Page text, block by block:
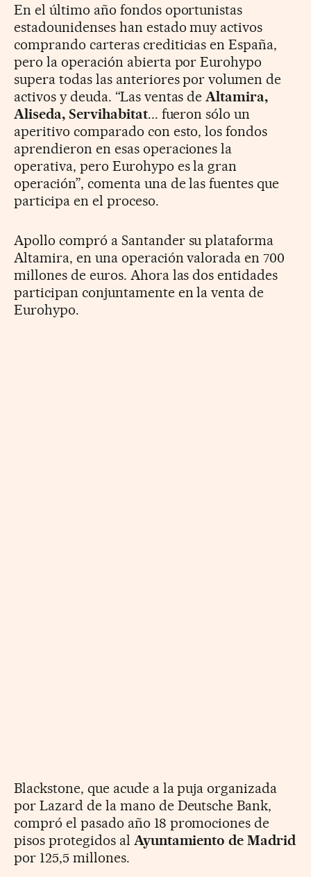
En el último año fondos oportunistas
estadounidenses han estado muy activos
comprando carteras crediticias en España,
pero la operación abierta por Eurohypo
supera todas las anteriores por volumen de
activos y deuda. “Las ventas de Altamira,
Aliseda, Servihabitat... fueron sólo un
aperitivo comparado con esto, los fondos
aprendieron en esas operaciones la
operativa, pero Eurohypo es la gran
operación”, comenta una de las fuentes que
participa en el proceso.
Apollo compró a Santander su plataforma
Altamira, en una operación valorada en 700
millones de euros. Ahora las dos entidades
participan conjuntamente en la venta de
Eurohypo.
Blackstone, que acude a la puja organizada
por Lazard de la mano de Deutsche Bank,
compró el pasado año 18 promociones de
pisos protegidos al Ayuntamiento de Madrid
por 125,5 millones.